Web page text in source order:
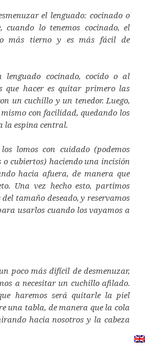
el lenguado: cocinado o
cuando lo tenemos cocinado, el
más tierno y es más fácil de
lenguado cocinado, cocido o al
que hacer es quitar primero las
un cuchillo y un tenedor. Luego,
con facilidad, quedando los
la espina central.
lomos con cuidado (podemos
o cubiertos) haciendo una incisión
hacia afuera, de manera que
Una vez hecho esto, partimos
tamaño deseado, y reservamos
usarlos cuando los vayamos a
poco más difícil de desmenuzar,
a necesitar un cuchillo afilado.
haremos será quitarle la piel
una tabla, de manera que la cola
hacia nosotros y la cabeza